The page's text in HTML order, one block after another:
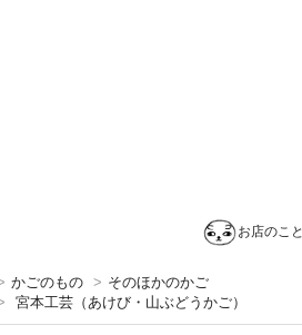
お店のこと
かごのもの > そのほかのかご
宮本工芸（あけび・山ぶどうかご）